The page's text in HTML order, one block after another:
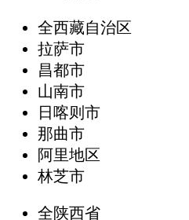
全西藏自治区
拉萨市
昌都市
山南市
日喀则市
那曲市
阿里地区
林芝市
全陕西省